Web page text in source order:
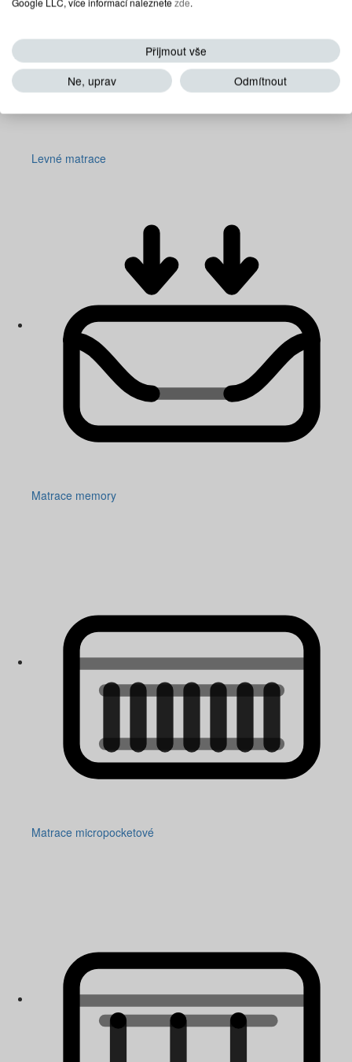
Levné matrace
Matrace memory
Matrace micropocketové
Přijmout vše
Ne, uprav
Odmítnout